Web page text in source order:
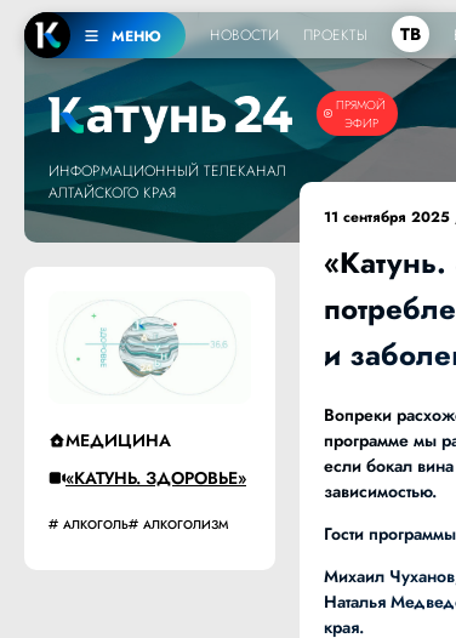
МЕНЮ НОВОСТИ ПРОЕКТЫ ТВ
ПРЯМОЙ
ЭФИР
ИНФОРМАЦИОННЫЙ ТЕЛЕКАНАЛ
АЛТАЙСКОГО КРАЯ
МЕДИЦИНА
«КАТУНЬ. ЗДОРОВЬЕ»
АЛКОГОЛЬ АЛКОГОЛИЗМ
11 сентября
и
Вопреки
программе мы
если бокал
зависимостью.
Гости
Михаил
Наталья
края.